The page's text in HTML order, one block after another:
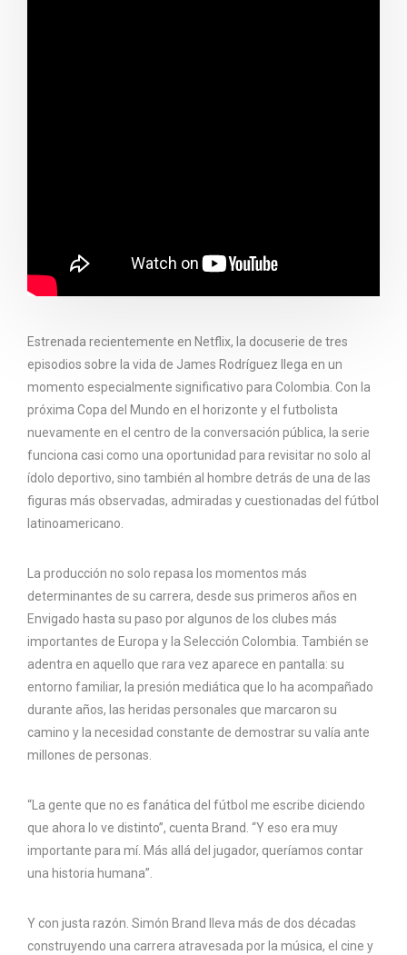
Estrenada recientemente en Netflix, la docuserie de tres
episodios sobre la vida de James Rodríguez llega en un
momento especialmente significativo para Colombia. Con la
próxima Copa del Mundo en el horizonte y el futbolista
nuevamente en el centro de la conversación pública, la serie
funciona casi como una oportunidad para revisitar no solo al
ídolo deportivo, sino también al hombre detrás de una de las
figuras más observadas, admiradas y cuestionadas del fútbol
latinoamericano.
La producción no solo repasa los momentos más
determinantes de su carrera, desde sus primeros años en
Envigado hasta su paso por algunos de los clubes más
importantes de Europa y la Selección Colombia. También se
adentra en aquello que rara vez aparece en pantalla: su
entorno familiar, la presión mediática que lo ha acompañado
durante años, las heridas personales que marcaron su
camino y la necesidad constante de demostrar su valía ante
millones de personas.
“La gente que no es fanática del fútbol me escribe diciendo
que ahora lo ve distinto”, cuenta Brand. “Y eso era muy
importante para mí. Más allá del jugador, queríamos contar
una historia humana”.
Y con justa razón. Simón Brand lleva más de dos décadas
construyendo una carrera atravesada por la música, el cine y